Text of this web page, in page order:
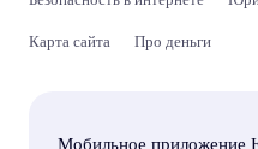
Карта сайта Про деньги
Мобильное приложение